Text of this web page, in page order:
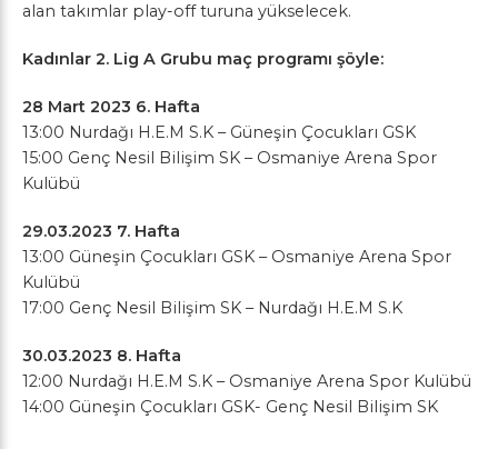
alan takımlar play-off turuna yükselecek.
Kadınlar 2. Lig A Grubu maç programı şöyle:
28 Mart 2023 6. Hafta
13:00 Nurdağı H.E.M S.K – Güneşin Çocukları GSK
15:00 Genç Nesil Bilişim SK – Osmaniye Arena Spor
Kulübü
29.03.2023 7. Hafta
13:00 Güneşin Çocukları GSK – Osmaniye Arena Spor
Kulübü
17:00 Genç Nesil Bilişim SK – Nurdağı H.E.M S.K
30.03.2023 8. Hafta
12:00 Nurdağı H.E.M S.K – Osmaniye Arena Spor Kulübü
14:00 Güneşin Çocukları GSK- Genç Nesil Bilişim SK